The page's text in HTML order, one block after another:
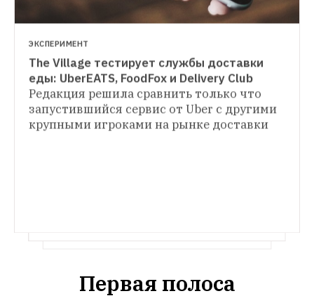
РЕЦЕПТЫ ШЕФОВ
Рождественская выпечка, которую
несложно приготовить домаКексы,
ГИД THE VILLAGE
16 идей гастрономических подарков на
Новый годПодписка на кофе, умный сад и
рождественский набор
ЭКСПЕРИМЕНТ
The Village тестирует службы доставки
еды: UberEATS, FoodFox и Delivery Club
Редакция решила сравнить только что
запустившийся сервис от Uber с другими
крупными игроками на рынке доставки
Первая полоса